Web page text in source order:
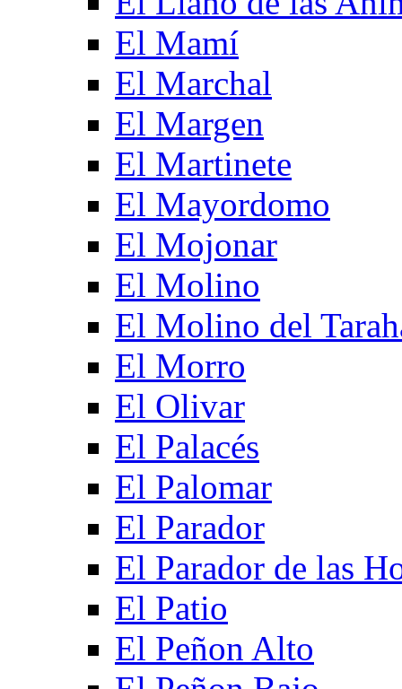
El Mamí
El Marchal
El Margen
El Martinete
El Mayordomo
El Mojonar
El Molino
El Molino del
El Morro
El Olivar
El Palacés
El Palomar
El Parador
El Parador de las
El Patio
El Peñon Alto